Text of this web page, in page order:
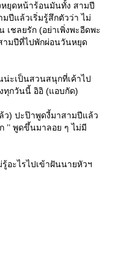
หยุดหน้าร้อนมันทั้ง สามปี
ปีแล้วเริ่มรู้สึกตัวว่า ไม่
เชลยรัก (อย่าเพิ่งพะอีดพะ
ามปีที่ไปพักผ่อนวันหยุด
น่ะเป็นสวนสนุกที่เค้าไป
งทุกวันนี้ อิอิ (แอบกัด)
ล้ว) ปะป๊าพูดงี้มาสามปีแล้ว
พูดขึ้นมาลอย ๆ ไม่มี
อะไรไปเข้าฝันนายหัวฯ